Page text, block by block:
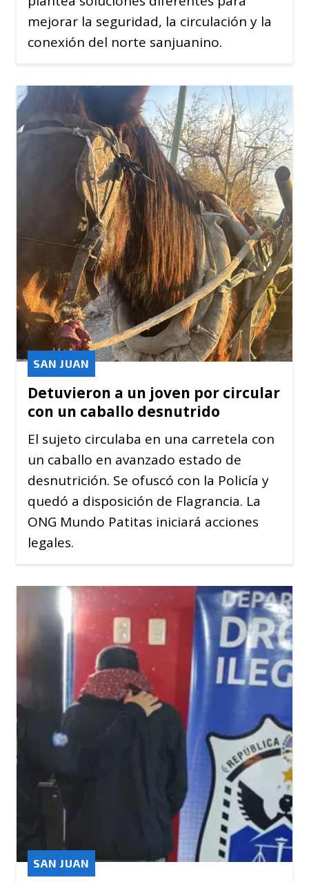
mejorar la seguridad, la circulación y la
conexión del norte sanjuanino.
Detuvieron a un joven por circular
con un caballo desnutrido
SAN JUAN
El sujeto circulaba en una carretela con
un caballo en avanzado estado de
desnutrición. Se ofuscó con la Policía y
quedó a disposición de Flagrancia. La
ONG Mundo Patitas iniciará acciones
legales.
SAN JUAN